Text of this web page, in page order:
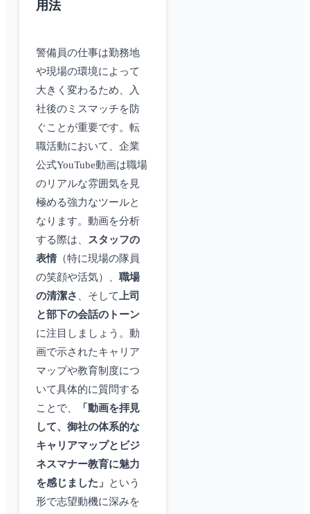
用法
警備員の仕事は勤務地
や現場の環境によって
大きく変わるため、入
社後のミスマッチを防
ぐことが重要です。転
職活動において、企業
公式YouTube動画は職場
のリアルな雰囲気を見
極める強力なツールと
なります。動画を分析
する際は、
スタッフの
表情 （特に現場の隊員
の笑顔や活気）、 職場
の清潔さ
、そして
上司
と部下の会話のトーン
に注目しましょう。動
画で示されたキャリア
マップや教育制度につ
いて具体的に質問する
ことで、
「動画を拝見
して、御社の体系的な
キャリアマップとビジ
ネスマナー教育に魅力
を感じました」
という
形で志望動機に深みを